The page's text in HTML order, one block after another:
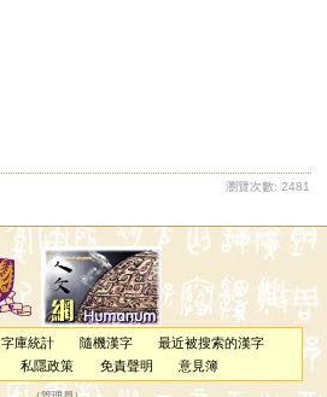
瀏覽次數: 2481
字庫統計 隨機漢字
最近被搜索的漢字
私隱政策 免責聲明 意見簿